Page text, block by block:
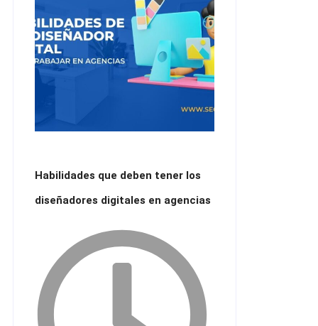
Habilidades que deben tener los
diseñadores digitales en agencias